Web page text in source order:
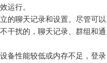
运行。
的聊天记录和设置。尽管可以
干扰的，聊天记录、群组和通
备性能较低或内存不足，登录